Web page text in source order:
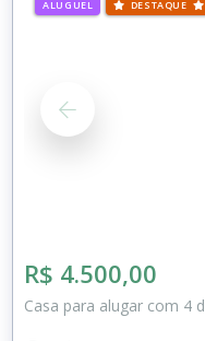
ALUGUEL DESTAQUE
R$ 4.500,00
Casa para alugar com 4